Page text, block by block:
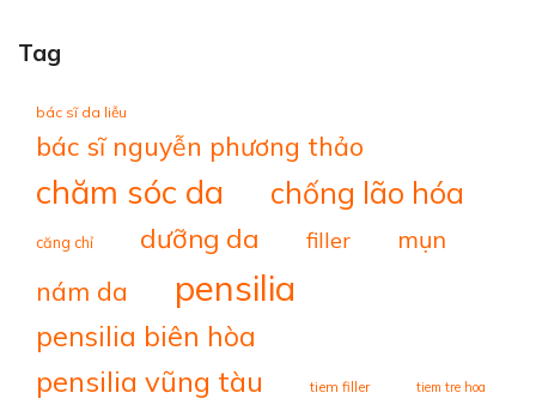
Tag
bác sĩ da liễu
bác sĩ nguyễn phương thảo
chăm sóc da chống lão hóa
căng chỉ dưỡng da filler mụn
nám da pensilia
pensilia biên hòa
pensilia vũng tàu tiem filler tiem tre hoa